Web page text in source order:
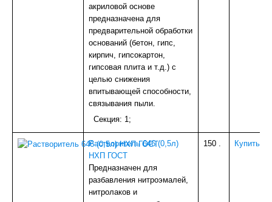
акриловой основе
предназначена для
предварительной обработки
оснований (бетон, гипс,
кирпич, гипсокартон,
гипсовая плита и т.д.) с
целью снижения
впитывающей способности,
связывания пыли.
Секция: 1;
Растворитель 646 (0,5л)
НХП ГОСТ
Предназначен для
разбавления нитроэмалей,
нитролаков и
150 . Купить